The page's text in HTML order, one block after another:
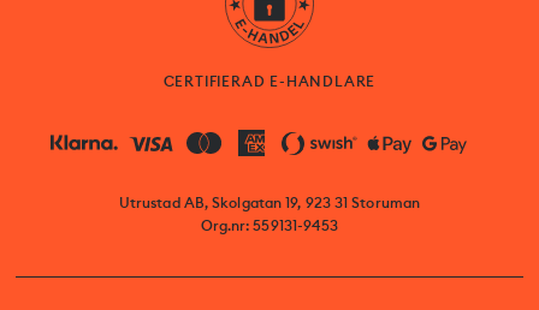
CERTIFIERAD E-HANDLARE
Utrustad AB, Skolgatan 19, 923 31 Storuman
Org.nr: 559131-9453